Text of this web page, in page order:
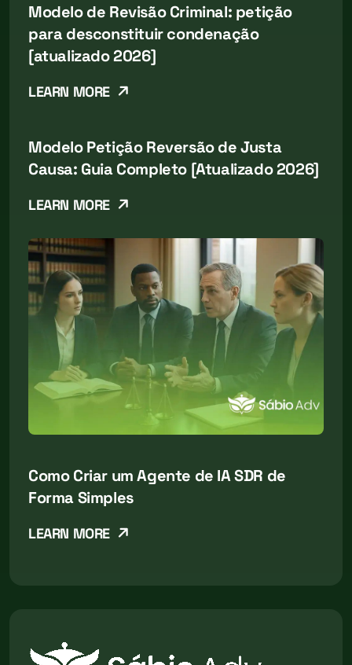
Modelo de Revisão Criminal: petição
para desconstituir condenação
[atualizado 2026]
LEARN MORE
Modelo Petição Reversão de Justa
Causa: Guia Completo [Atualizado 2026]
LEARN MORE
Como Criar um Agente de IA SDR de
Forma Simples
LEARN MORE